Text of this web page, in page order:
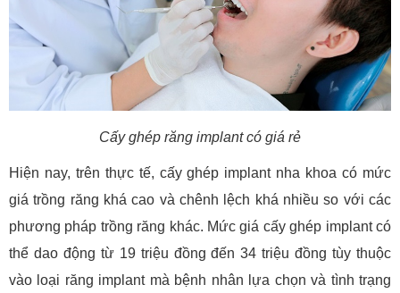
Cấy ghép răng implant có giá rẻ
Hiện nay, trên thực tế, cấy ghép implant nha khoa có mức
giá trồng răng khá cao và chênh lệch khá nhiều so với các
phương pháp trồng răng khác. Mức giá cấy ghép implant có
thể dao động từ 19 triệu đồng đến 34 triệu đồng tùy thuộc
vào loại răng implant mà bệnh nhân lựa chọn và tình trạng